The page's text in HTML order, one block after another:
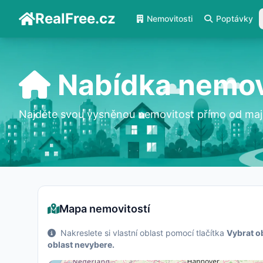
RealFree.cz Nemovitosti Poptávky
Nabídka
Najděte svou vysněnou nemovitost přímo od
Mapa nemovitostí
Nakreslete si vlastní oblast pomocí tlačítka Vybrat
oblast nevybere.